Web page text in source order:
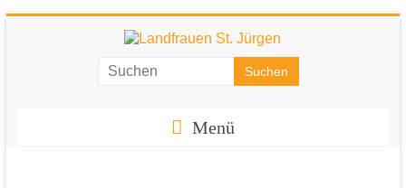
Landfrauen
Menü